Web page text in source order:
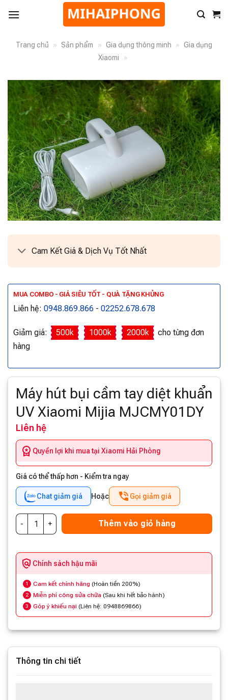
Trang chủ » Sản phẩm » Gia dụng thông minh » Gia dụng
Xiaomi
»
Cam Kết Giá & Dịch Vụ Tốt Nhất
MUA COMBO - GIÁ SIÊU TỐT - QUÀ TẶNG KHỦNG
Liên hệ: 0948.869.866 - 02252.678.678
Giảm giá: 500k 1000k 2000k
cho từng đơn
hàng
Máy hút bụi cầm tay diệt khuẩn
UV Xiaomi Mijia MJCMY01DY
Liên hệ
Quyền lợi khi mua tại Xiaomi Hải Phòng
Giá có thể thấp hơn - Kiểm tra ngay
Chat giảm giá Hoặc Gọi giảm giá
Thêm vào giỏ hàng
Chính sách hậu mãi
1 Cam kết chính hãng (Hoàn tiền 200%)
2 Miễn phí công sửa chữa (Sau khi hết bảo hành)
3 Góp ý khiếu nại (Liên hệ: 0948869866)
Thông tin chi tiết